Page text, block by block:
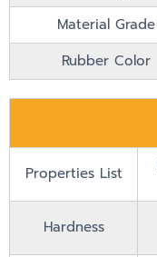
Material Grade
Rubber Color
Properties List
Hardness